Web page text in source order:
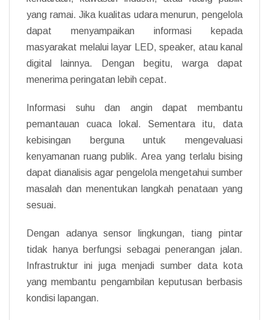
yang ramai. Jika kualitas udara menurun, pengelola
dapat menyampaikan informasi kepada
masyarakat melalui layar LED, speaker, atau kanal
digital lainnya. Dengan begitu, warga dapat
menerima peringatan lebih cepat.
Informasi suhu dan angin dapat membantu
pemantauan cuaca lokal. Sementara itu, data
kebisingan berguna untuk mengevaluasi
kenyamanan ruang publik. Area yang terlalu bising
dapat dianalisis agar pengelola mengetahui sumber
masalah dan menentukan langkah penataan yang
sesuai.
Dengan adanya sensor lingkungan, tiang pintar
tidak hanya berfungsi sebagai penerangan jalan.
Infrastruktur ini juga menjadi sumber data kota
yang membantu pengambilan keputusan berbasis
kondisi lapangan.